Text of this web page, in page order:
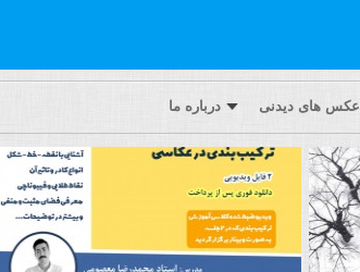
عکس های دیدنی درباره ما